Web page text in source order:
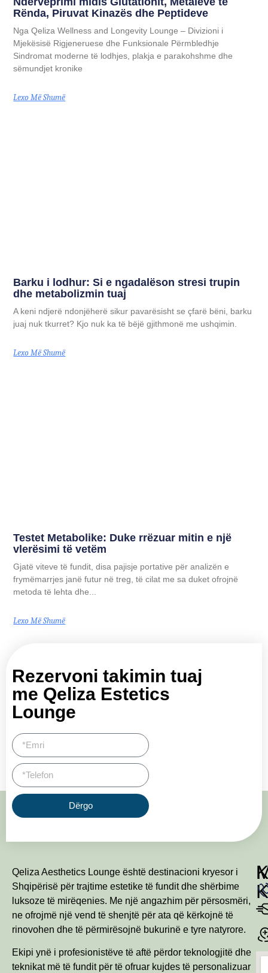
Rënda, Piruvat Kinazës dhe Peptideve
Nga Qeliza Wellness and Longevity Lounge – Divizioni i
Mjekësisë Rigjeneruese dhe Funksionale Përmbledhje
Sindromat moderne të lodhjes, plakja e parakohshme dhe
sëmundjet kronike
Lexo Më Shumë
Barku i lodhur: Si e ngadalëson stresi trupin
dhe metabolizmin tuaj
A keni ndjerë ndonjëherë sikur pavarësisht se çfarë bëni, barku
juaj nuk tkurret? Kjo nuk ka të bëjë gjithmonë me ushqimin.
Lexo Më Shumë
Testet Metabolike: Duke rrëzuar mitin e një
vlerësimi të vetëm
Gjatë viteve të fundit, disa pajisje portative për analizën e
frymëmarrjes janë futur në treg, të cilat me sa duket ofrojnë
metoda të lehta dhe...
Lexo Më Shumë
Rezervoni takimin tuaj
me Qeliza Estetics
Lounge
Dërgo
Qeliza Aesthetics Lounge është destinacioni kryesor i
Shqipërisë për trajtime estetike të fundit dhe shërbime
luksoze të mirëqenies. Me një angazhim për përsosmëri,
ne ofrojmë një vend të shenjtë për ata që kërkojnë të
rinovohen dhe të përmirësojnë bukurinë e tyre natyrore.
Ekipi ynë i profesionistëve të aftë përdor teknologjitë dhe
teknikat më të fundit për të ofruar kujdes të personalizuar